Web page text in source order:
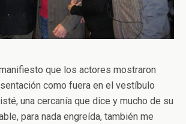
que los actores mostraron
como fuera en el vestíbulo
una cercanía que dice y mucho de su
para nada engreída, también me